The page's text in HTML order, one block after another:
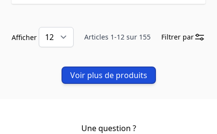
Articles 1-12 sur 155
Afficher Filtrer par
Voir plus de produits
Une question ?